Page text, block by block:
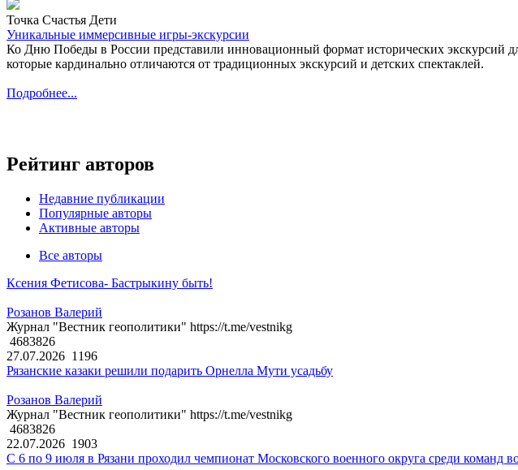
Точка Счастья Дети
Уникальные иммерсивные игры-экскурсии
Ко Дню Победы в России представили инновационный формат исторических
которые кардинально отличаются от традиционных экскурсий и детских спектаклей.
Подробнее...
Рейтинг авторов
Недавние публикации
Популярные авторы
Активные авторы
Все авторы
Ксения Фетисова- Бастрыкину быть!
Розанов Валерий
Журнал "Вестник геополитики" https://t.me/vestnikg
4683826
27.07.2026 1196
Рязанские казаки решили подарить Орнелла Мути усадьбу
Розанов Валерий
Журнал "Вестник геополитики" https://t.me/vestnikg
4683826
22.07.2026 1903
С 6 по 9 июля в Рязани проходил чемпионат Московского военного округа среди команд